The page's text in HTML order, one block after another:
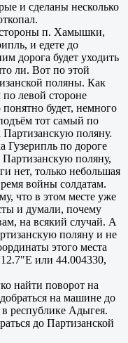
и сделаны несколько
стороны п. Хамышки,
и едете до
дорога будет уходить
ли. Вот по этой
поляны. Как
по левой стороне
будет, немного
тот самый по
Партизанскую поляну.
Гузерипль по дороге
поляну,
нет, только небольшая
войны солдатам.
что в этом месте уже
и думали, почему
на всякий случай. А
поляну и не
этого места
или 44.004330,
найти поворот на
на машине до
республике Адыгея.
до Партизанской